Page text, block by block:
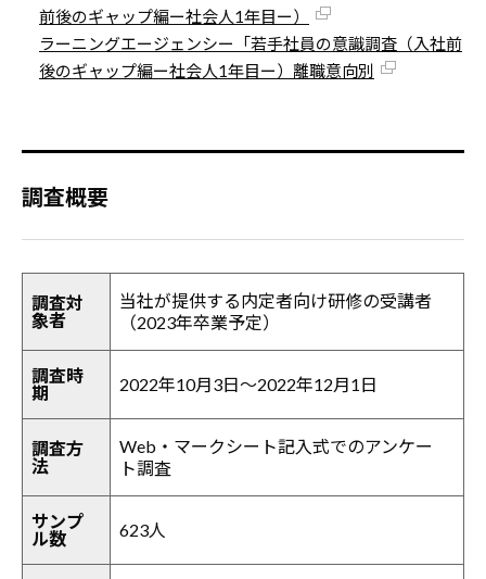
前後のギャップ編ー社会人1年目ー）
ラーニングエージェンシー「若手社員の意識調査（入社前
後のギャップ編ー社会人1年目ー）離職意向別
調査概要
調査対
象者
当社が提供する内定者向け研修の受講者
（2023年卒業予定）
調査時
期
2022年10月3日～2022年12月1日
調査方
法
Web・マークシート記入式でのアンケー
ト調査
サンプ
ル数
623人